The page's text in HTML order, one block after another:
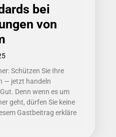
bei
von
Schützen Sie Ihre
— jetzt handeln
Denn wenn es um
geht, dürfen Sie keine
Gastbeitrag erkläre